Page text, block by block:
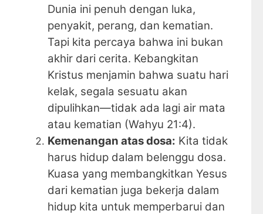
Dunia ini penuh dengan luka,
penyakit, perang, dan kematian.
Tapi kita percaya bahwa ini bukan
akhir dari cerita. Kebangkitan
Kristus menjamin bahwa suatu hari
kelak, segala sesuatu akan
dipulihkan—tidak ada lagi air mata
atau kematian (Wahyu 21:4).
Kemenangan atas dosa: Kita tidak
harus hidup dalam belenggu dosa.
Kuasa yang membangkitkan Yesus
dari kematian juga bekerja dalam
hidup kita untuk memperbarui dan